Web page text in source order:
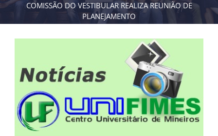
COMISSÃO DO VESTIBULAR REALIZA REUNIÃO DE
PLANEJAMENTO